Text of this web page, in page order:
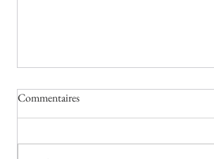
Commentaires